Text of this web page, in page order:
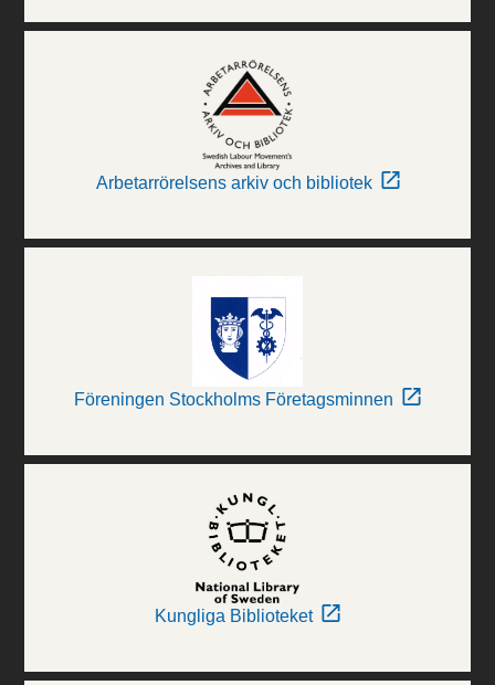
Arbetarrörelsens arkiv och bibliotek
Föreningen Stockholms Företagsminnen
Kungliga Biblioteket